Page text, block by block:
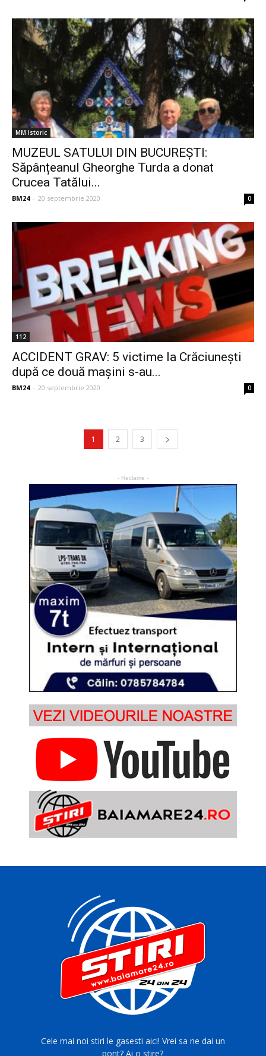
MM Istoric
MUZEUL SATULUI DIN BUCUREȘTI:
Săpânțeanul Gheorghe Turda a donat
Crucea Tatălui...
BM24 - 20 septembrie 2020 0
112
ACCIDENT GRAV: 5 victime la Crăciunești
după ce două mașini s-au...
BM24 - 20 septembrie 2020 0
1 2 3
- Reclame -
Cele mai noi stiri le gasesti aici! Vrei sa ne dai un
pont? Ai o stire?